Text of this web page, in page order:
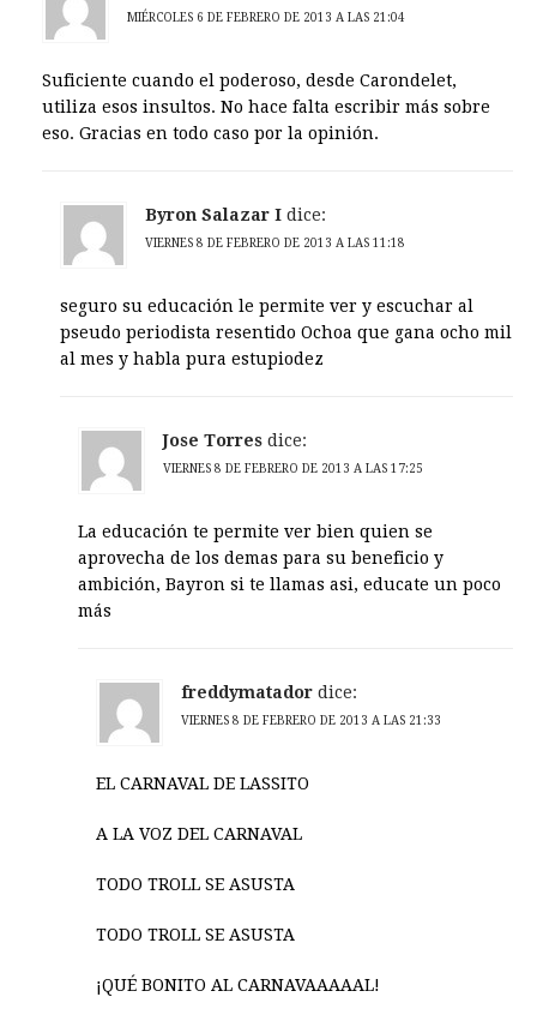
MIÉRCOLES 6 DE FEBRERO DE 2013 A LAS 21:04
Suficiente cuando el poderoso, desde Carondelet,
utiliza esos insultos. No hace falta escribir más sobre
eso. Gracias en todo caso por la opinión.
Byron Salazar I dice:
VIERNES 8 DE FEBRERO DE 2013 A LAS 11:18
seguro su educación le permite ver y escuchar al
pseudo periodista resentido Ochoa que gana ocho mil
al mes y habla pura estupiodez
Jose Torres dice:
VIERNES 8 DE FEBRERO DE 2013 A LAS 17:25
La educación te permite ver bien quien se
aprovecha de los demas para su beneficio y
ambición, Bayron si te llamas asi, educate un poco
más
freddymatador dice:
VIERNES 8 DE FEBRERO DE 2013 A LAS 21:33
EL CARNAVAL DE LASSITO
A LA VOZ DEL CARNAVAL
TODO TROLL SE ASUSTA
TODO TROLL SE ASUSTA
¡QUÉ BONITO AL CARNAVAAAAAL!